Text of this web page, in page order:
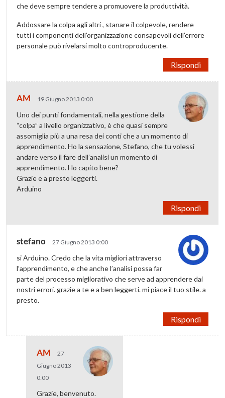
che deve sempre tendere a promuovere la produttività.
Addossare la colpa agli altri , stanare il colpevole, rendere
tutti i componenti dell’organizzazione consapevoli dell’errore
personale può rivelarsi molto controproducente.
Rispondi
AM 19 Giugno 2013 0:00
Uno dei punti fondamentali, nella gestione della
“colpa” a livello organizzativo, è che quasi sempre
assomiglia più a una resa dei conti che a un momento di
apprendimento. Ho la sensazione, Stefano, che tu volessi
andare verso il fare dell’analisi un momento di
apprendimento. Ho capito bene?
Grazie e a presto leggerti.
Arduino
Rispondi
stefano 27 Giugno 2013 0:00
si Arduino. Credo che la vita migliori attraverso
l’apprendimento, e che anche l’analisi possa far
parte del processo migliorativo che serve ad apprendere dai
nostri errori. grazie a te e a ben leggerti. mi piace il tuo stile. a
presto.
Rispondi
AM
27
Giugno 2013
0:00
Grazie, benvenuto.